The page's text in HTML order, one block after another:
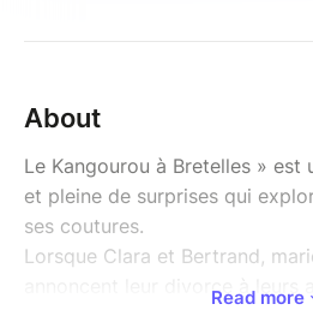
About
Le Kangourou à Bretelles » est
et pleine de surprises qui
ses coutures.
Lorsque Clara et Bertrand,
annoncent leur divorce à leurs
Read more